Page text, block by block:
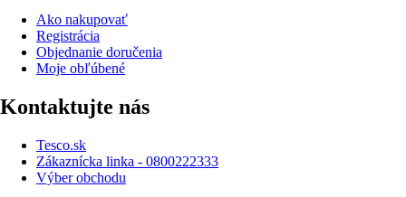
Ako nakupovať
Registrácia
Objednanie doručenia
Moje obľúbené
Kontaktujte nás
Tesco.sk
Zákaznícka linka - 0800222333
Výber obchodu